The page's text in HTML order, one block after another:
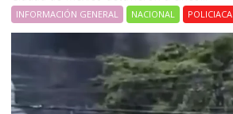
INFORMACIÓN GENERAL NACIONAL POLICIACA